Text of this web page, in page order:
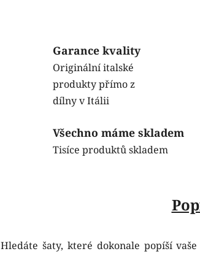
Garance kvality
Originální italské
produkty přímo z
dílny v Itálii
Všechno máme skladem
Tisíce produktů skladem
Hledáte šaty, které dokonale popíší